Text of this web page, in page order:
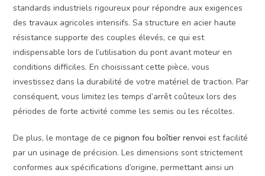
standards industriels rigoureux pour répondre aux exigences
des travaux agricoles intensifs. Sa structure en acier haute
résistance supporte des couples élevés, ce qui est
indispensable lors de l’utilisation du pont avant moteur en
conditions difficiles. En choisissant cette pièce, vous
investissez dans la durabilité de votre matériel de traction. Par
conséquent, vous limitez les temps d’arrêt coûteux lors des
périodes de forte activité comme les semis ou les récoltes.
De plus, le montage de cepignon fou boîtier renvoi est facilité
par un usinage de précision. Les dimensions sont strictement
conformes aux spécifications d’origine, permettant ainsi un